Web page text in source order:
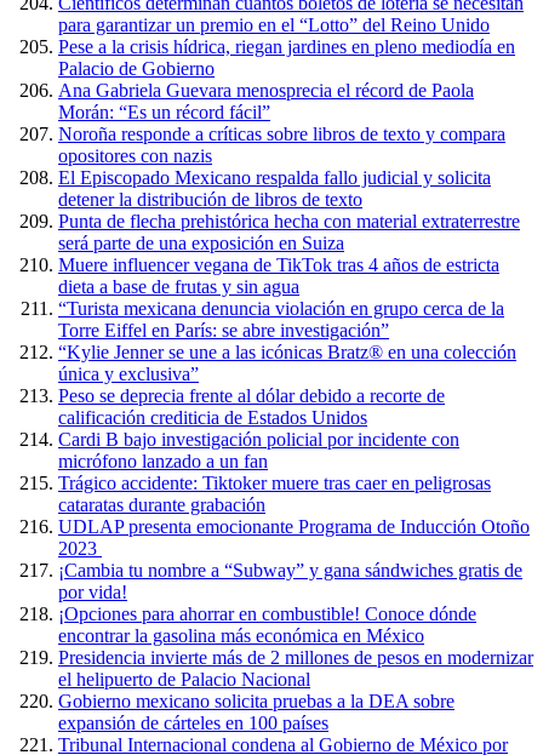
para garantizar un premio en el “Lotto” del Reino Unido
Pese a la crisis hídrica, riegan jardines en pleno mediodía en
Palacio de Gobierno
Ana Gabriela Guevara menosprecia el récord de Paola
Morán: “Es un récord fácil”
Noroña responde a críticas sobre libros de texto y compara
opositores con nazis
El Episcopado Mexicano respalda fallo judicial y solicita
detener la distribución de libros de texto
Punta de flecha prehistórica hecha con material extraterrestre
será parte de una exposición en Suiza
Muere influencer vegana de TikTok tras 4 años de estricta
dieta a base de frutas y sin agua
“Turista mexicana denuncia violación en grupo cerca de la
Torre Eiffel en París: se abre investigación”
“Kylie Jenner se une a las icónicas Bratz® en una colección
única y exclusiva”
Peso se deprecia frente al dólar debido a recorte de
calificación crediticia de Estados Unidos
Cardi B bajo investigación policial por incidente con
micrófono lanzado a un fan
Trágico accidente: Tiktoker muere tras caer en peligrosas
cataratas durante grabación
UDLAP presenta emocionante Programa de Inducción Otoño
2023
¡Cambia tu nombre a “Subway” y gana sándwiches gratis de
por vida!
¡Opciones para ahorrar en combustible! Conoce dónde
encontrar la gasolina más económica en México
Presidencia invierte más de 2 millones de pesos en modernizar
el helipuerto de Palacio Nacional
Gobierno mexicano solicita pruebas a la DEA sobre
expansión de cárteles en 100 países
Tribunal Internacional condena al Gobierno de México por